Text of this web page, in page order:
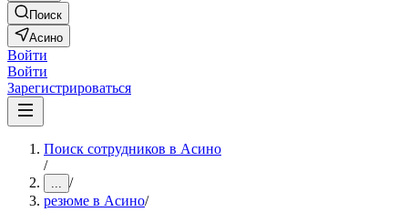
Поиск
Асино
Войти
Войти
Зарегистрироваться
Поиск сотрудников в Асино
/
... /
резюме в Асино/